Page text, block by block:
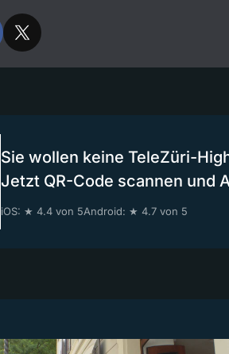
Sie wollen keine TeleZüri-
Jetzt QR-Code scannen und
iOS: ★ 4.4 von 5Android: ★ 4.7 von 5